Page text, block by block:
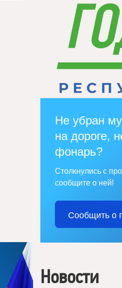
Не убран
на дороге,
фонарь?
Столкнулись с
сообщите о ней!
Сообщить о
Новости